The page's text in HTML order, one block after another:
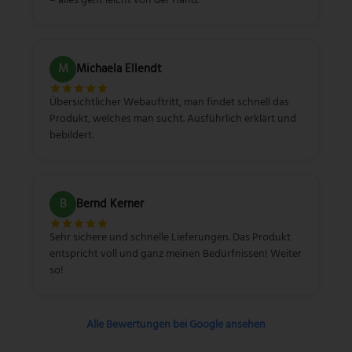
M Michaela Ellendt
Übersichtlicher Webauftritt, man findet schnell das
Produkt, welches man sucht. Ausführlich erklärt und
bebildert.
B Bernd Kerner
Sehr sichere und schnelle Lieferungen. Das Produkt
entspricht voll und ganz meinen Bedürfnissen! Weiter
so!
Alle Bewertungen bei Google ansehen